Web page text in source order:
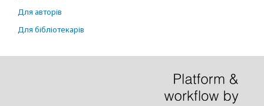
Для авторів
Для бібліотекарів